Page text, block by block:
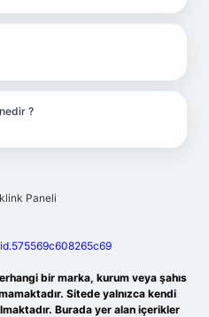
?
bir marka, kurum veya şahıs
Sitede yalnızca kendi
Burada yer alan içerikler